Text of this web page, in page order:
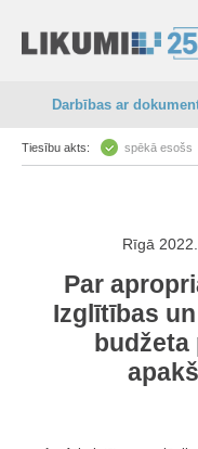
Darbības ar
Tiesību akts: spēkā esošs
Rīgā
Par
Izglītības
budžeta